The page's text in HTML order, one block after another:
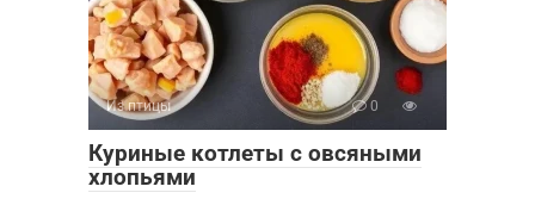
Из птицы 0
Куриные котлеты с овсяными
хлопьями